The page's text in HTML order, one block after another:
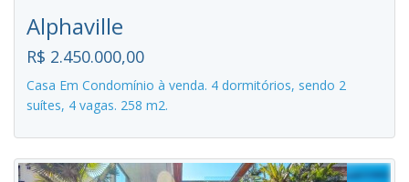
Alphaville
R$ 2.450.000,00
Casa Em Condomínio à venda. 4 dormitórios, sendo 2
suítes, 4 vagas. 258 m2.